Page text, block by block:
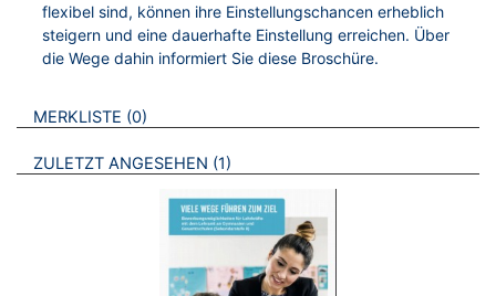
flexibel sind, können ihre Einstellungschancen erheblich
steigern und eine dauerhafte Einstellung erreichen. Über
die Wege dahin informiert Sie diese Broschüre.
VERWEISE AUF VERMERKTE- ODER ZULETZT ANGESEHENE
MERKLISTE 0 BROSCHÜREN
ZULETZT ANGESEHEN 1 BROSCHÜREN